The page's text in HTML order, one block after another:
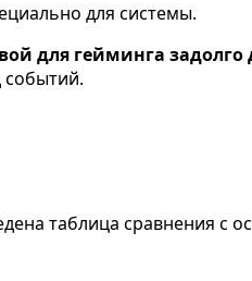
для системы.
для гейминга задолго
событий.
таблица сравнения с